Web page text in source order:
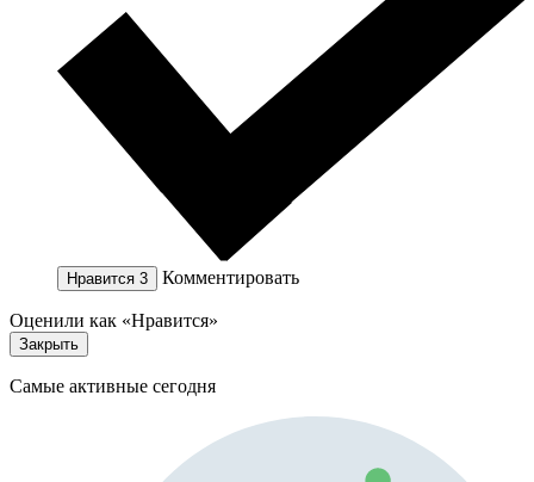
Нравится 3 Комментировать
Оценили как «Нравится»
Закрыть
Самые активные сегодня